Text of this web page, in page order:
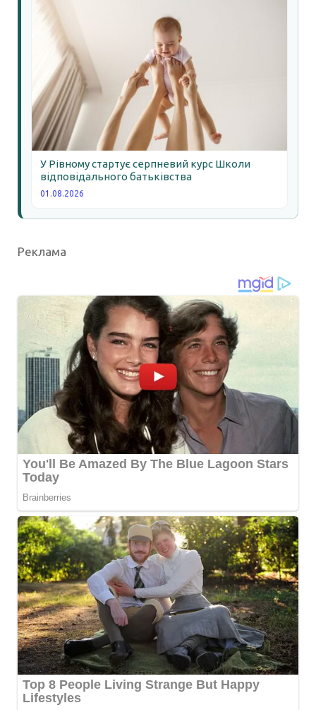
У Рівному стартує серпневий курс Школи
відповідального батьківства
01.08.2026
Реклама